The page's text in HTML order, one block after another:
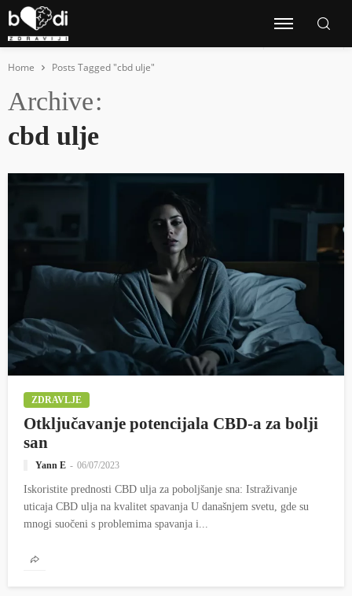
Home Posts Tagged "cbd ulje"
Archive
cbd ulje
ZDRAVLJE
Otključavanje potencijala CBD-a za bolji
san
Yann E 06/07/2023
Iskoristite prednosti CBD ulja za poboljšanje sna: Istraživanje
uticaja CBD ulja na kvalitet spavanja U današnjem svetu, gde su
mnogi suočeni s problemima spavanja i...